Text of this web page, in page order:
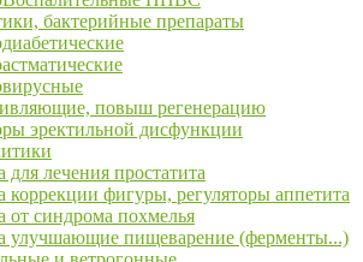
бактерийные препараты
повыш регенерацию
эректильной дисфункции
для лечения простатита
коррекции фигуры, регуляторы аппетита
от синдрома похмелья
улучшающие пищеварение (ферменты...)